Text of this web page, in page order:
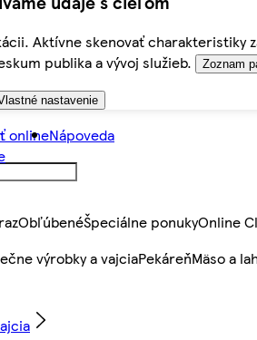
Aktívne skenovať
publika a vývoj služieb.
Zoznam
nastavenie
onlineNápoveda
ObľúbenéŠpeciálne ponukyOnline
výrobky a vajciaPekáreňMäso a